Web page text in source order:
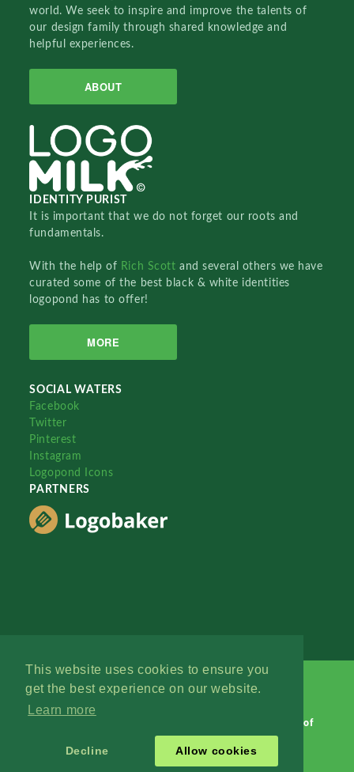
This website uses cookies to ensure you
get the best experience on our website.
Learn more
Decline Allow cookies
world. We seek to inspire and improve the talents of
our design family through shared knowledge and
helpful experiences.
ABOUT
IDENTITY PURIST
It is important that we do not forget our roots and
fundamentals.
With the help of Rich Scottand several others we have
curated some of the best black & white identities
logopond has to offer!
MORE
SOCIAL WATERS
Facebook
Twitter
Pinterest
Instagram
Logopond Icons
PARTNERS
Terms of